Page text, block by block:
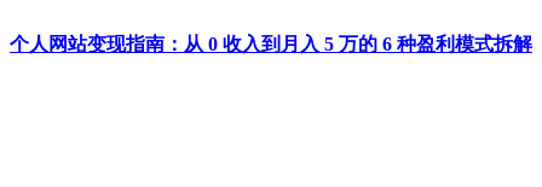
个人网站变现指南：从 0 收入到月入 5 万的 6 种盈利模式拆解